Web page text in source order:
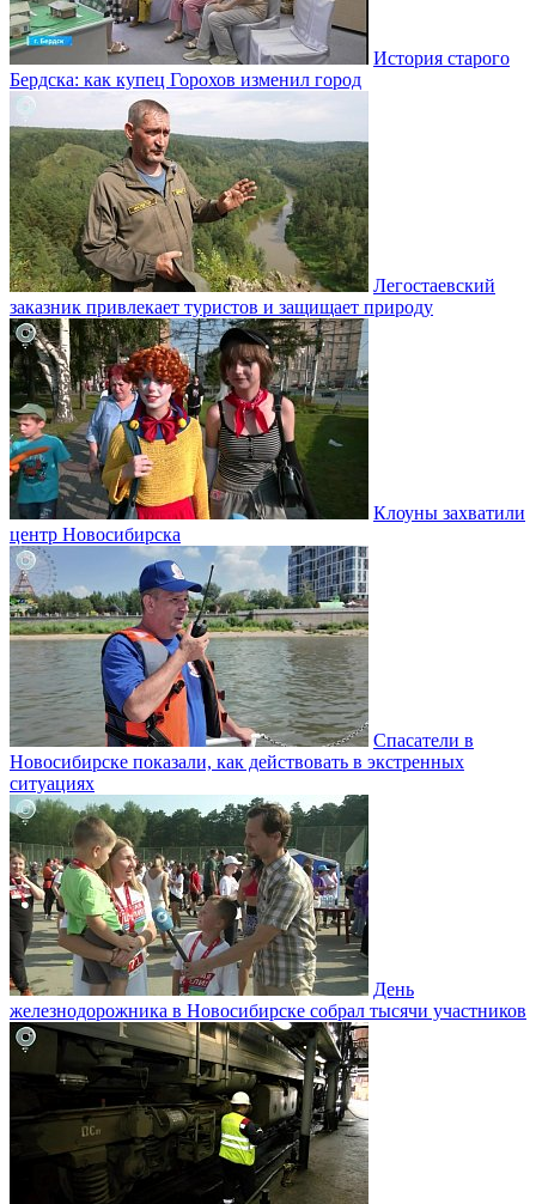
История старого
Бердска: как купец Горохов изменил город
Легостаевский
заказник привлекает туристов и защищает природу
Клоуны захватили
центр Новосибирска
Спасатели в
Новосибирске показали, как действовать в экстренных
ситуациях
День
железнодорожника в Новосибирске собрал тысячи участников